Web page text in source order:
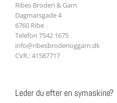
Ribes Broderi & Garn
Dagmarsgade 4
6760 Ribe
Telefon 7542 1675
info@ribesbroderioggarn.dk
CVR.: 41587717
Leder du efter en symaskine?